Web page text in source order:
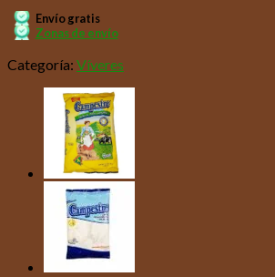
Envío gratis
Zonas de envío
Categoría: Víveres